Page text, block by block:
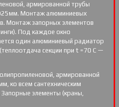
армированной трубы
Монтаж алюминиевых
Монтаж запорных элементов
Под каждое окно
один алюминиевый радиатор
секции при t =70 С —
армированной
ко всем сантехническим
элементы (краны,